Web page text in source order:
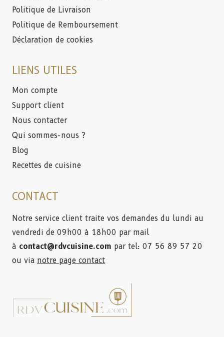
Politique de Livraison
Politique de Remboursement
Déclaration de cookies
LIENS UTILES
Mon compte
Support client
Nous contacter
Qui sommes-nous ?
Blog
Recettes de cuisine
CONTACT
Notre service client traite vos demandes du lundi au
vendredi de 09h00 à 18h00 par mail
à contact@rdvcuisine.com par tel: 07 56 89 57 20
ou via notre page contact